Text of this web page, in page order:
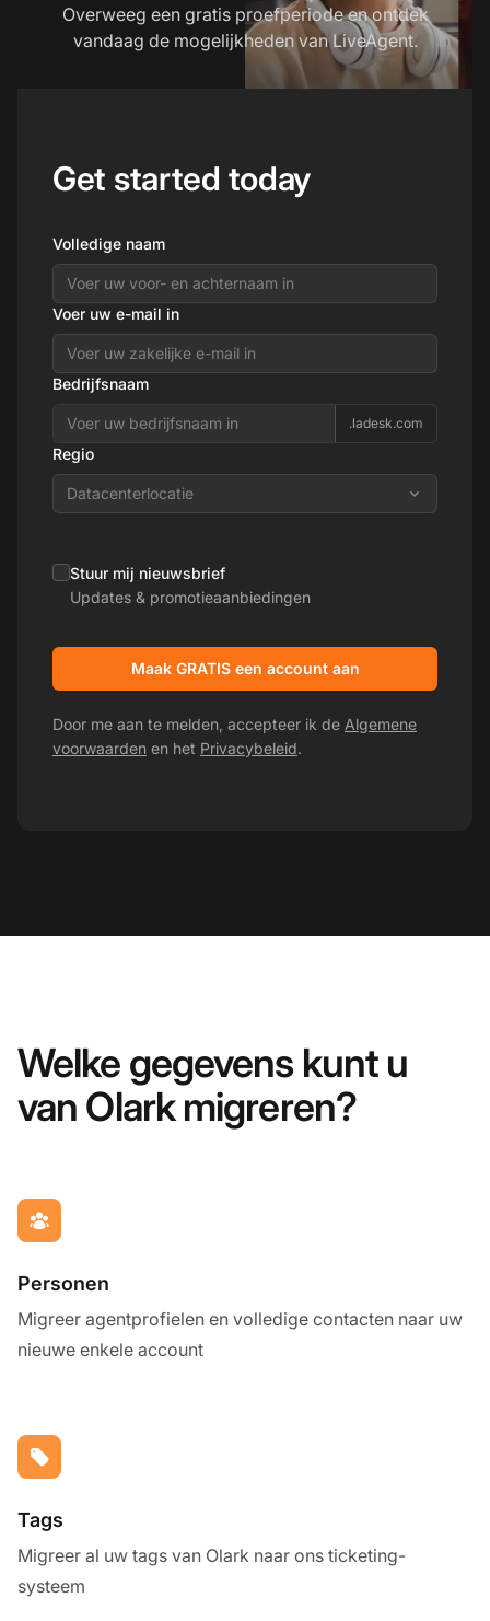
Overweeg een gratis proefperiode en ontdek
vandaag de mogelijkheden van LiveAgent.
Get started today
Volledige naam
Voer uw e-mail in
Bedrijfsnaam
.ladesk.com
Regio
Datacenterlocatie
Stuur mij nieuwsbrief
Updates & promotieaanbiedingen
Maak GRATIS een account aan
Door me aan te melden, accepteer ik de Algemene
voorwaarden en het Privacybeleid.
Welke gegevens kunt u
van Olark migreren?
Personen
Migreer agentprofielen en volledige contacten naar uw
nieuwe enkele account
Tags
Migreer al uw tags van Olark naar ons ticketing-
systeem